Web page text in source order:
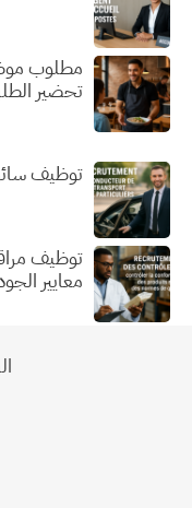
مطلوب
تحضير
توظيف
توظيف
معايير